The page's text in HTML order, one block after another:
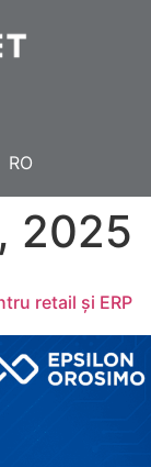
RO
2025
retail și ERP